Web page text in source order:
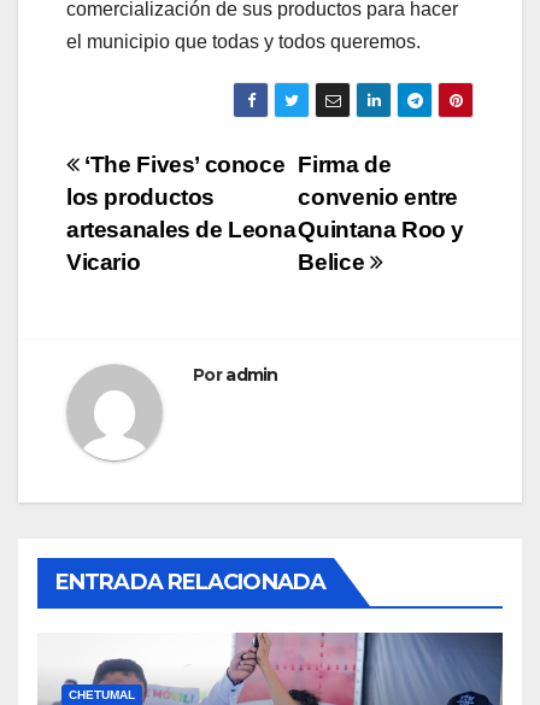
comercialización de sus productos para hacer
el municipio que todas y todos queremos.
Navegación
de
entradas
Firma de
convenio entre
Quintana Roo y
Belice
‘The Fives’ conoce
los productos
artesanales de Leona
Vicario
Poradmin
ENTRADA RELACIONADA
CHETUMAL